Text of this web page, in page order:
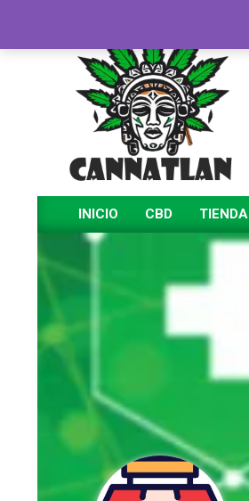
contenido
Menú
navegación
INICIO CBD TIENDA